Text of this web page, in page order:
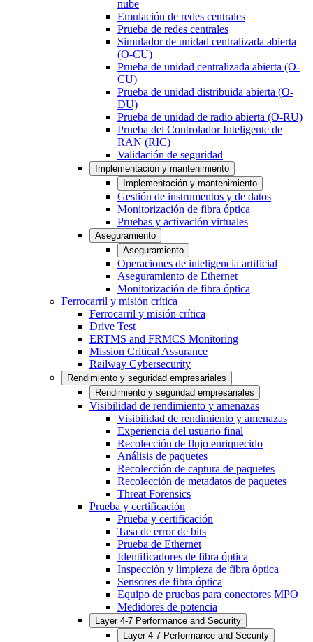
nube
Emulación de redes centrales
Prueba de redes centrales
Simulador de unidad centralizada abierta
(O-CU)
Prueba de unidad centralizada abierta (O-
CU)
Prueba de unidad distribuida abierta (O-
DU)
Prueba de unidad de radio abierta (O-RU)
Prueba del Controlador Inteligente de
RAN (RIC)
Validación de seguridad
Implementación y mantenimiento
Implementación y mantenimiento
Gestión de instrumentos y de datos
Monitorización de fibra óptica
Pruebas y activación virtuales
Aseguramiento
Aseguramiento
Operaciones de inteligencia artificial
Aseguramiento de Ethernet
Monitorización de fibra óptica
Ferrocarril y misión crítica
Ferrocarril y misión crítica
Drive Test
ERTMS and FRMCS Monitoring
Mission Critical Assurance
Railway Cybersecurity
Rendimiento y seguridad empresariales
Rendimiento y seguridad empresariales
Visibilidad de rendimiento y amenazas
Visibilidad de rendimiento y amenazas
Experiencia del usuario final
Recolección de flujo enriquecido
Análisis de paquetes
Recolección de captura de paquetes
Recolección de metadatos de paquetes
Threat Forensics
Prueba y certificación
Prueba y certificación
Tasa de error de bits
Prueba de Ethernet
Identificadores de fibra óptica
Inspección y limpieza de fibra óptica
Sensores de fibra óptica
Equipo de pruebas para conectores MPO
Medidores de potencia
Layer 4-7 Performance and Security
Layer 4-7 Performance and Security